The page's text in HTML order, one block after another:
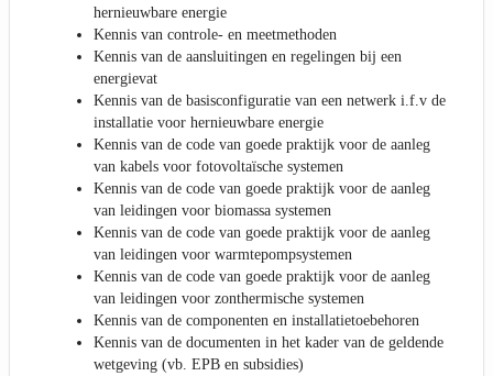
hernieuwbare energie
Kennis van controle- en meetmethoden
Kennis van de aansluitingen en regelingen bij een
energievat
Kennis van de basisconfiguratie van een netwerk i.f.v de
installatie voor hernieuwbare energie
Kennis van de code van goede praktijk voor de aanleg
van kabels voor fotovoltaïsche systemen
Kennis van de code van goede praktijk voor de aanleg
van leidingen voor biomassa systemen
Kennis van de code van goede praktijk voor de aanleg
van leidingen voor warmtepompsystemen
Kennis van de code van goede praktijk voor de aanleg
van leidingen voor zonthermische systemen
Kennis van de componenten en installatietoebehoren
Kennis van de documenten in het kader van de geldende
wetgeving (vb. EPB en subsidies)